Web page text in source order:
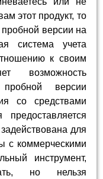
этот продукт, то
пробной версии на
система учета
к своим
возможность
версии
со средствами
для
с коммерческими
инструмент,
но нельзя